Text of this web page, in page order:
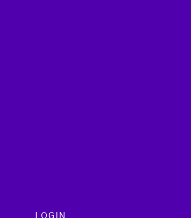
LOGIN